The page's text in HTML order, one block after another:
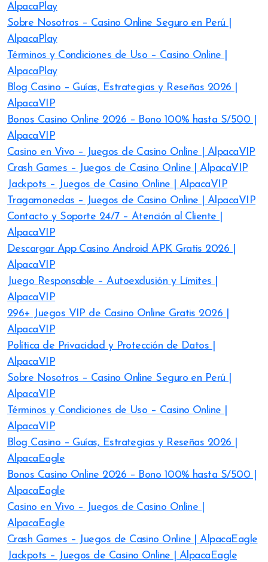
AlpacaPlay
Sobre Nosotros – Casino Online Seguro en Perú |
AlpacaPlay
Términos y Condiciones de Uso – Casino Online |
AlpacaPlay
Blog Casino – Guías, Estrategias y Reseñas 2026 |
AlpacaVIP
Bonos Casino Online 2026 – Bono 100% hasta S/500 |
AlpacaVIP
Casino en Vivo – Juegos de Casino Online | AlpacaVIP
Crash Games – Juegos de Casino Online | AlpacaVIP
Jackpots – Juegos de Casino Online | AlpacaVIP
Tragamonedas – Juegos de Casino Online | AlpacaVIP
Contacto y Soporte 24/7 – Atención al Cliente |
AlpacaVIP
Descargar App Casino Android APK Gratis 2026 |
AlpacaVIP
Juego Responsable – Autoexclusión y Límites |
AlpacaVIP
296+ Juegos VIP de Casino Online Gratis 2026 |
AlpacaVIP
Política de Privacidad y Protección de Datos |
AlpacaVIP
Sobre Nosotros – Casino Online Seguro en Perú |
AlpacaVIP
Términos y Condiciones de Uso – Casino Online |
AlpacaVIP
Blog Casino – Guías, Estrategias y Reseñas 2026 |
AlpacaEagle
Bonos Casino Online 2026 – Bono 100% hasta S/500 |
AlpacaEagle
Casino en Vivo – Juegos de Casino Online |
AlpacaEagle
Crash Games – Juegos de Casino Online | AlpacaEagle
Jackpots – Juegos de Casino Online | AlpacaEagle